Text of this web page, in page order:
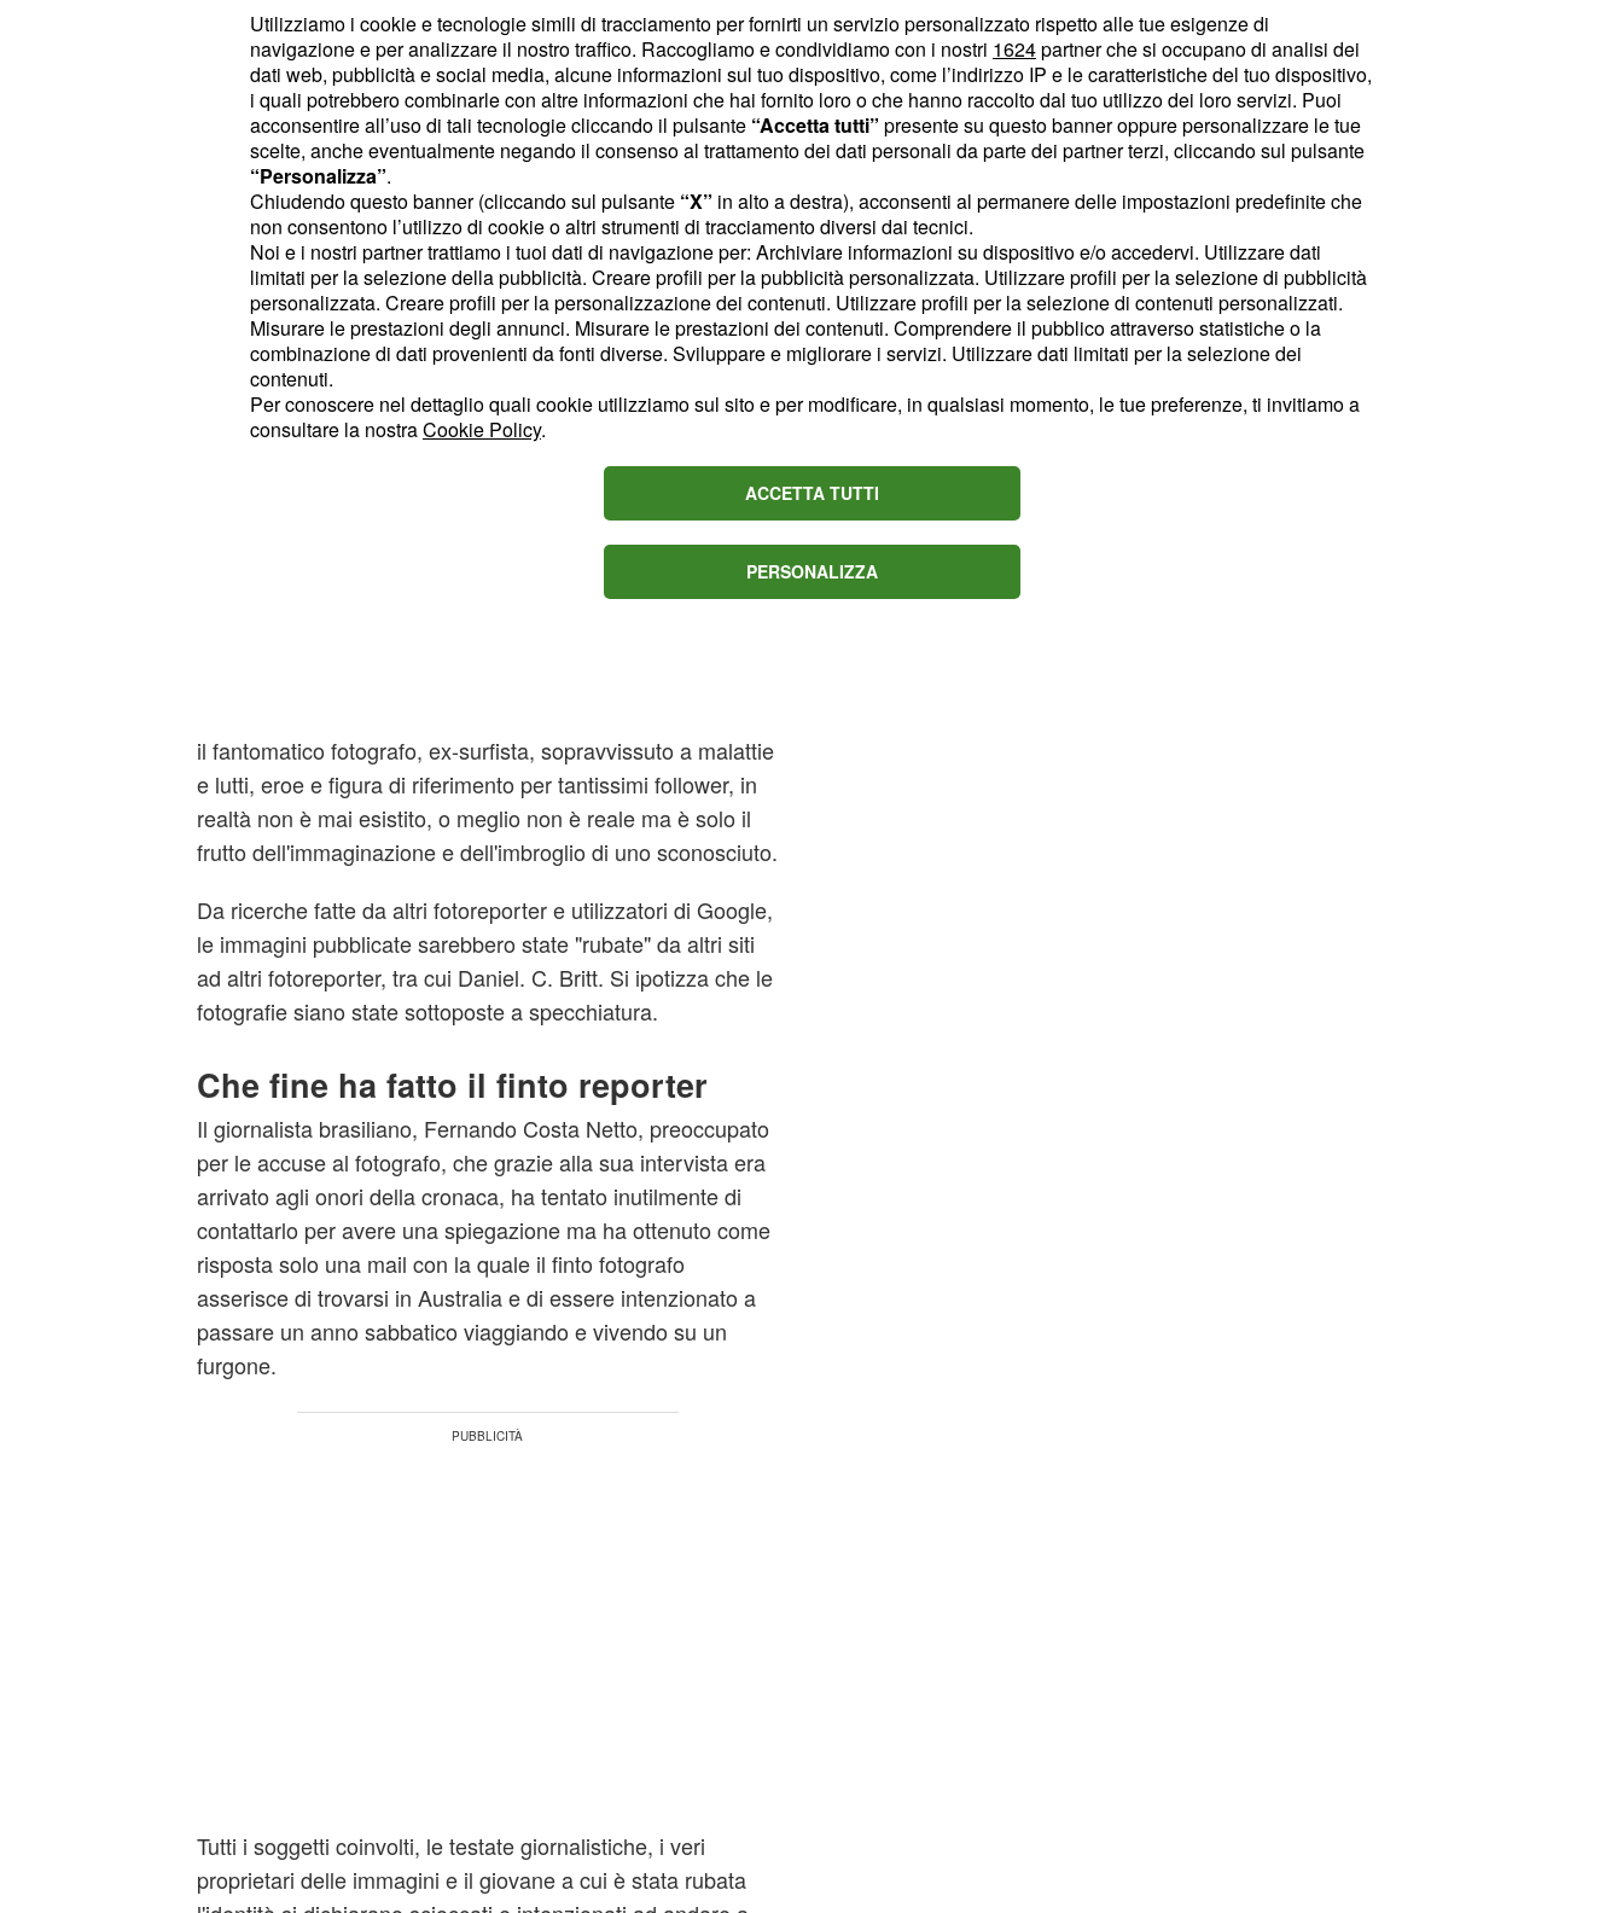
The Telegraph, hanno pubblicato le sue foto, ma dopo avere
attirato l'attenzione della BBC brasiliana, la favola del
ragazzo venuto dal nulla che si è fatto da solo crolla.
Scoperto l'inganno
Lo scorso luglio, infatti, una giornalista dell'emittente
brasiliana comincia ad indagare sulla storia del fotoreporter
dell'ONU, rivelando la truffa.
il fantomatico fotografo, ex-surfista, sopravvissuto a malattie
e lutti, eroe e figura di riferimento per tantissimi follower, in
realtà non è mai esistito, o meglio non è reale ma è solo il
frutto dell'immaginazione e dell'imbroglio di uno sconosciuto.
Da ricerche fatte da altri fotoreporter e utilizzatori di Google,
le immagini pubblicate sarebbero state "rubate" da altri siti
ad altri fotoreporter, tra cui Daniel. C. Britt. Si ipotizza che le
fotografie siano state sottoposte a specchiatura.
Che fine ha fatto il finto reporter
Il giornalista brasiliano, Fernando Costa Netto, preoccupato
per le accuse al fotografo, che grazie alla sua intervista era
arrivato agli onori della cronaca, ha tentato inutilmente di
contattarlo per avere una spiegazione ma ha ottenuto come
risposta solo una mail con la quale il finto fotografo
asserisce di trovarsi in Australia e di essere intenzionato a
passare un anno sabbatico viaggiando e vivendo su un
furgone.
Tutti i soggetti coinvolti, le testate giornalistiche, i veri
proprietari delle immagini e il giovane a cui è stata rubata
Utilizziamo i cookie e tecnologie simili di tracciamento per fornirti un servizio personalizzato rispetto alle tue esigenze di
navigazione e per analizzare il nostro traffico. Raccogliamo e condividiamo con i nostri 1624partner che si occupano di analisi dei
dati web, pubblicità e social media, alcune informazioni sul tuo dispositivo, come l’indirizzo IP e le caratteristiche del tuo dispositivo,
i quali potrebbero combinarle con altre informazioni che hai fornito loro o che hanno raccolto dal tuo utilizzo dei loro servizi. Puoi
acconsentire all’uso di tali tecnologie cliccando il pulsante “Accetta tutti” presente su questo banner oppure personalizzare le tue
scelte, anche eventualmente negando il consenso al trattamento dei dati personali da parte dei partner terzi, cliccando sul pulsante
“Personalizza”.
Chiudendo questo banner (cliccando sul pulsante “X” in alto a destra), acconsenti al permanere delle impostazioni predefinite che
non consentono l’utilizzo di cookie o altri strumenti di tracciamento diversi dai tecnici.
Noi e i nostri partner trattiamo i tuoi dati di navigazione per: Archiviare informazioni su dispositivo e/o accedervi. Utilizzare dati
limitati per la selezione della pubblicità. Creare profili per la pubblicità personalizzata. Utilizzare profili per la selezione di pubblicità
personalizzata. Creare profili per la personalizzazione dei contenuti. Utilizzare profili per la selezione di contenuti personalizzati.
Misurare le prestazioni degli annunci. Misurare le prestazioni dei contenuti. Comprendere il pubblico attraverso statistiche o la
combinazione di dati provenienti da fonti diverse. Sviluppare e migliorare i servizi. Utilizzare dati limitati per la selezione dei
contenuti.
Per conoscere nel dettaglio quali cookie utilizziamo sul sito e per modificare, in qualsiasi momento, le tue preferenze, ti invitiamo a
consultare la nostraCookie Policy.
ACCETTA TUTTI
PERSONALIZZA